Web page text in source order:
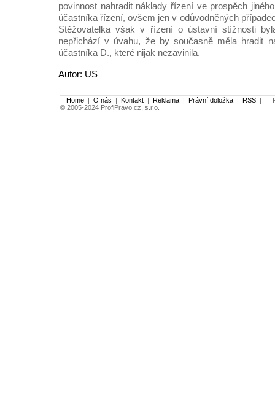
povinnost nahradit náklady řízení ve prospěch
účastníka řízení, ovšem jen v odůvodněných
Stěžovatelka však v řízení o ústavní stížnosti
nepřichází v úvahu, že by současně měla hradit
účastníka D., které nijak nezavinila.
Autor: US
Home | O nás | Kontakt | Reklama | Právní doložka | RSS |
© 2005-2024 ProfiPravo.cz, s.r.o.